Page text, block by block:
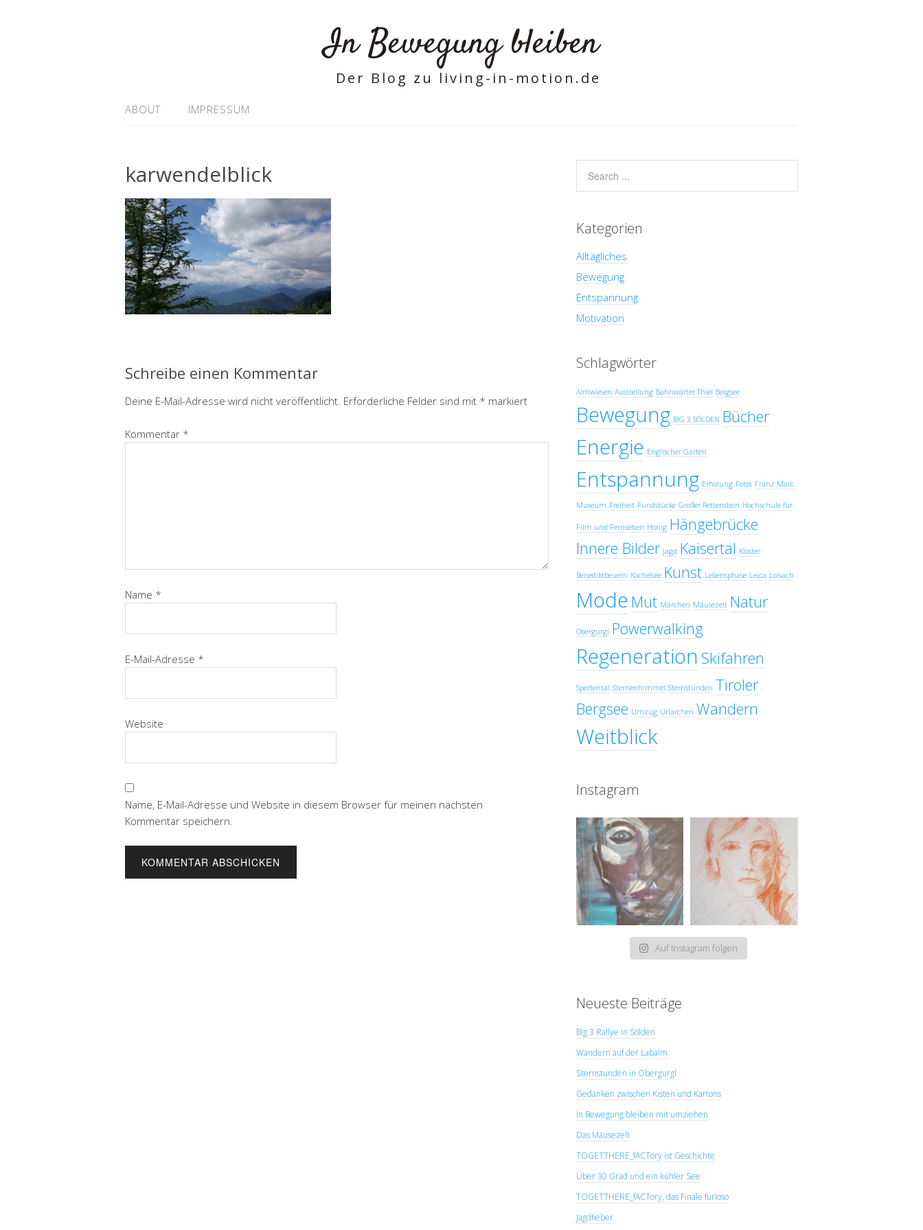
In Bewegung bleiben
Der Blog zu living-in-motion.de
ABOUT IMPRESSUM
karwendelblick
Schreibe einen Kommentar
Deine E-Mail-Adresse wird nicht veröffentlicht. Erforderliche Felder sind mit * markiert
Kommentar *
Name *
E-Mail-Adresse *
Website
Name, E-Mail-Adresse und Website in diesem Browser für meinen nächsten
Kommentar speichern.
Kategorien
Alltägliches
Bewegung
Entspannung
Motivation
Schlagwörter
Almwiesen Ausstellung Bahnwärter Thiel Bergsee
Bewegung BIG 3 SÖLDEN Bücher
Energie Englischer Garten
Entspannung Erholung Fotos Franz Marc
Museum Freiheit Fundstücke Großer Rettenstein Hochschule für
Film und Fernsehen Honig Hängebrücke
Innere Bilder Jagd Kaisertal Kloster
Benediktbeuern Kochelsee Kunst Lebensphase Leica Loisach
Mode Mut Märchen Mäusezelt Natur
Obergurgl Powerwalking
Regeneration Skifahren
Spertental Sternenhimmel Sternstunden Tiroler
Bergsee Umzug Urlärchen Wandern
Weitblick
Instagram
Auf Instagram folgen
Neueste Beiträge
Big 3 Rallye in Sölden
Wandern auf der Labalm
Sternstunden in Obergurgl
Gedanken zwischen Kisten und Kartons
In Bewegung bleiben mit umziehen
Das Mäusezelt
TOGETTHERE_fACTory ist Geschichte
Über 30 Grad und ein kühler See
TOGETTHERE_fACTory, das Finale furioso
Jagdfieber